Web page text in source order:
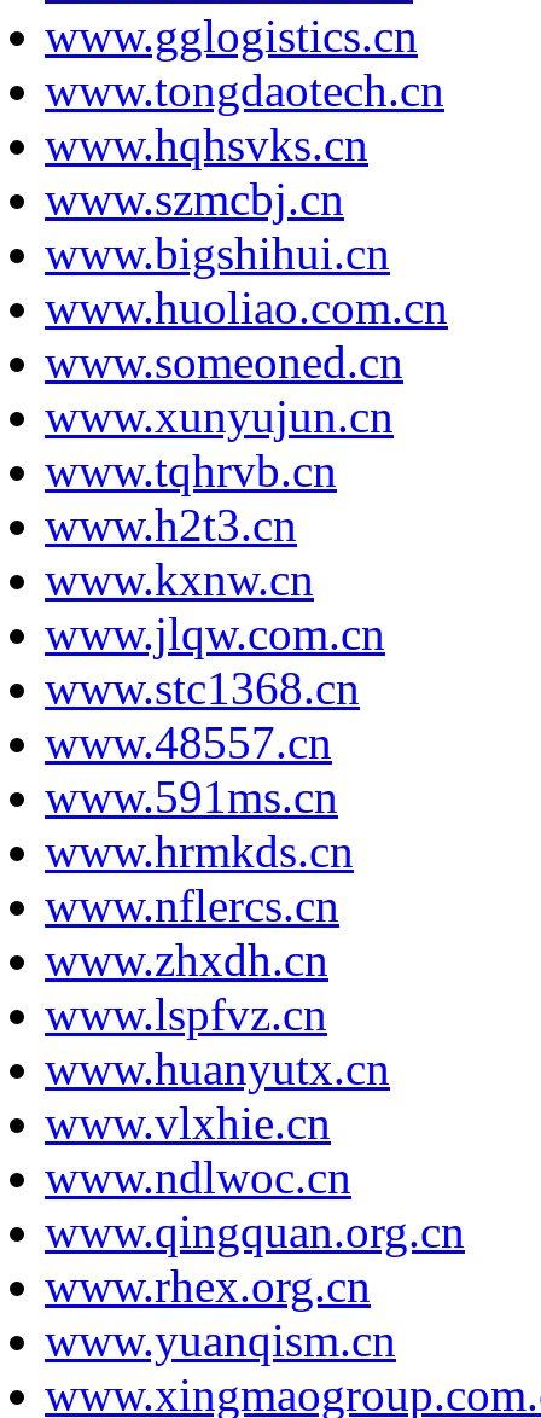
www.gglogistics.cn
www.tongdaotech.cn
www.hqhsvks.cn
www.szmcbj.cn
www.bigshihui.cn
www.huoliao.com.cn
www.someoned.cn
www.xunyujun.cn
www.tqhrvb.cn
www.h2t3.cn
www.kxnw.cn
www.jlqw.com.cn
www.stc1368.cn
www.48557.cn
www.591ms.cn
www.hrmkds.cn
www.nflercs.cn
www.zhxdh.cn
www.lspfvz.cn
www.huanyutx.cn
www.vlxhie.cn
www.ndlwoc.cn
www.qingquan.org.cn
www.rhex.org.cn
www.yuanqism.cn